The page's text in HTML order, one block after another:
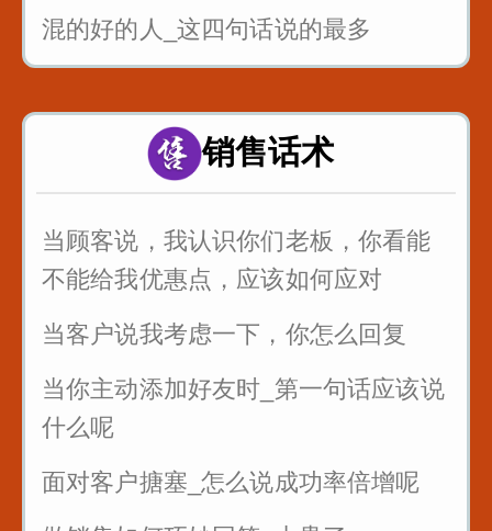
混的好的人_这四句话说的最多
答提高通过率
职场处处都是坑_要学会听弦外之音_
公司年会如何发言_为你们准备好了
销售话术
当顾客说，我认识你们老板，你看能
不能给我优惠点，应该如何应对
当客户说我考虑一下，你怎么回复
当你主动添加好友时_第一句话应该说
什么呢
面对客户搪塞_怎么说成功率倍增呢